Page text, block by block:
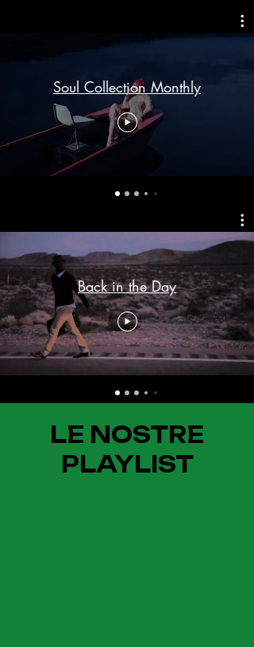
Soul Collection Monthly
Back in the Day
LE NOSTRE
PLAYLIST